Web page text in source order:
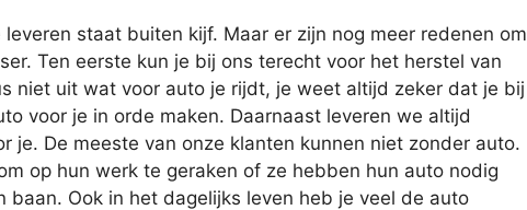
staat buiten kijf. Maar er zijn nog meer redenen om
Ten eerste kun je bij ons terecht voor het herstel van
niet uit wat voor auto je rijdt, je weet altijd zeker dat je bij
voor je in orde maken. Daarnaast leveren we altijd
je. De meeste van onze klanten kunnen niet zonder auto.
op hun werk te geraken of ze hebben hun auto nodig
baan. Ook in het dagelijks leven heb je veel de auto